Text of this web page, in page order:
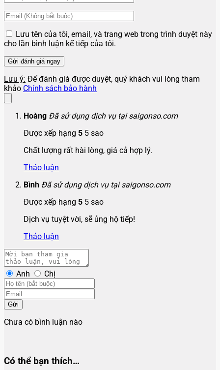
Lưu tên của tôi, email, và trang web trong trình duyệt này
cho lần bình luận kế tiếp của tôi.
Lưu ý: Để đánh giá được duyệt, quý khách vui lòng tham
khảo Chính sách bảo hành
Hoàng Đã sử dụng dịch vụ tại saigonso.com
Được xếp hạng 5 5 sao
Chất lượng rất hài lòng, giá cả hợp lý.
Thảo luận
Bình Đã sử dụng dịch vụ tại saigonso.com
Được xếp hạng 5 5 sao
Dịch vụ tuyệt vời, sẽ ủng hộ tiếp!
Thảo luận
Anh Chị
Gửi
Chưa có bình luận nào
Có thể bạn thích…